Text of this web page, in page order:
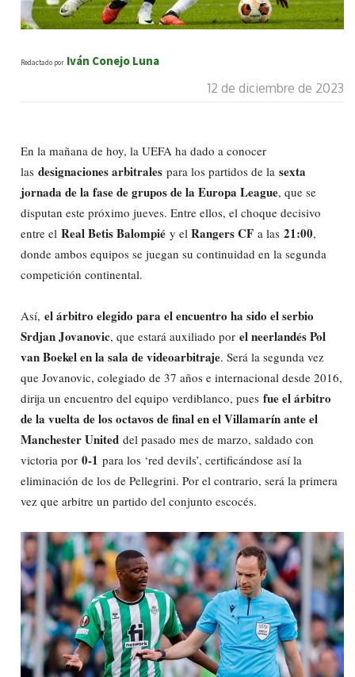
Redactado por Iván Conejo Luna
12 de diciembre de 2023
En la mañana de hoy, la UEFA ha dado a conocer
las designaciones arbitrales para los partidos de la sexta
jornada de la fase de grupos de la Europa League, que se
disputan este próximo jueves. Entre ellos, el choque decisivo
entre el Real Betis Balompié y el Rangers CF a las 21:00,
donde ambos equipos se juegan su continuidad en la segunda
competición continental.
Así, el árbitro elegido para el encuentro ha sido el serbio
Srdjan Jovanovic, que estará auxiliado por el neerlandés Pol
van Boekel en la sala de videoarbitraje. Será la segunda vez
que Jovanovic, colegiado de 37 años e internacional desde 2016,
dirija un encuentro del equipo verdiblanco, pues fue el árbitro
de la vuelta de los octavos de final en el Villamarín ante el
Manchester United del pasado mes de marzo, saldado con
victoria por 0-1 para los ‘red devils’, certificándose así la
eliminación de los de Pellegrini. Por el contrario, será la primera
vez que arbitre un partido del conjunto escocés.